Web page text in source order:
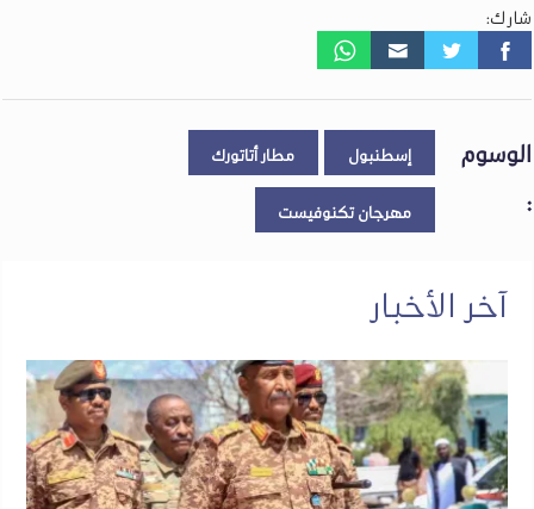
شارك:
الوسوم
:
إسطنبول مطار أتاتورك
مهرجان تكنوفيست
آخر الأخبار